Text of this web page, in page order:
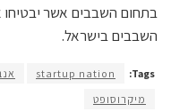
בתחום השבבים אשר
השבבים בישראל.
Tags:
startup nation
מיקרוסופט